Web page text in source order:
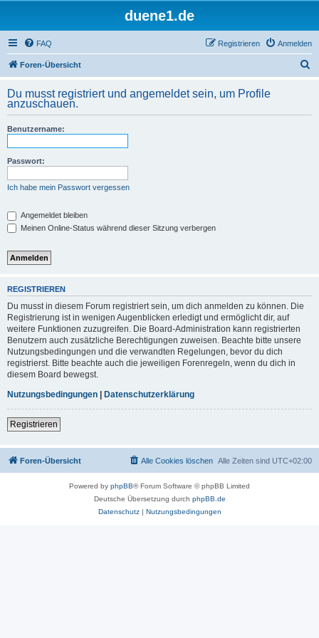
duene1.de
FAQ Anmelden
Registrieren
Foren-Übersicht
h
Du musst registriert und angemeldet sein, um Profile
anzuschauen.
Benutzername:
Passwort:
Ich habe mein Passwort vergessen
Angemeldet bleiben
Meinen Online-Status während dieser Sitzung verbergen
REGISTRIEREN
Du musst in diesem Forum registriert sein, um dich anmelden zu können. Die
Registrierung ist in wenigen Augenblicken erledigt und ermöglicht dir, auf
weitere Funktionen zuzugreifen. Die Board-Administration kann registrierten
Benutzern auch zusätzliche Berechtigungen zuweisen. Beachte bitte unsere
Nutzungsbedingungen und die verwandten Regelungen, bevor du dich
registrierst. Bitte beachte auch die jeweiligen Forenregeln, wenn du dich in
diesem Board bewegst.
Nutzungsbedingungen | Datenschutzerklärung
Registrieren
Foren-Übersicht Alle Zeiten sind UTC+02:00
Alle Cookies löschen
Powered by phpBB® Forum Software © phpBB Limited
Deutsche Übersetzung durch phpBB.de
Datenschutz| Nutzungsbedingungen